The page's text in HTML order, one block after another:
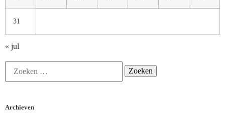
31
« jul
Archieven